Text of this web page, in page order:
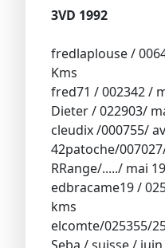
3VD 1992
fredlaplouse /
Kms
fred71 / 002342 /
Dieter / 022903/
cleudix /000755/
42patoche/
RRange/...../ mai
edbracame19 /
kms
elcomte/025355/